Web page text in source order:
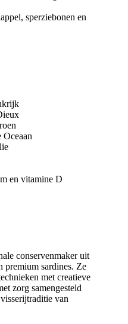
sperziebonen en
Oceaan
en vitamine D
conservenmaker uit
premium sardines. Ze
met creatieve
zorg samengesteld
van